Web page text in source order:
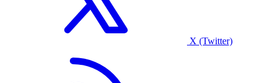
X (Twitter)